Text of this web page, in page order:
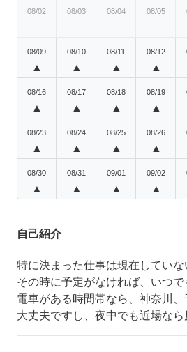
08/02 08/03 08/04 08/05
08/09
▲
08/10
▲
08/11
▲
08/12
▲
08/16
▲
08/17
▲
08/18
▲
08/19
▲
08/23
▲
08/24
▲
08/25
▲
08/26
▲
08/30
▲
08/31
▲
09/01
▲
09/02
▲
自己紹介
特に決まった仕事は現在してい
その時に予定がなければ、いつで
電車がある時間帯なら、神奈川
大丈夫ですし、夜中でも近場なら